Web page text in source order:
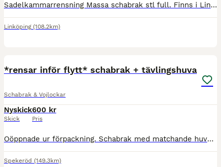
Sadelkammarrensning Massa schabrak stl full. Finns i Linköping BR stl full, nytt oanvänd, metalic navy med glittriga passpoal, 300:- JH collection stl full dressyr, tjockare, glansigt med paljet
Linköping (108.2km)
*rensar inför flytt* schabrak + tävlingshuva
Schabrak & Vojlockar
Nyskick
Skick
600 kr
Pris
Oöppnade ur förpackning. Schabrak med matchande huva finns i grått och blått storlek full. De bästa och enda schabraken jag själv använder. Sitter jättebra under sadeln och materialet under andas su
Spekeröd (149.3km)